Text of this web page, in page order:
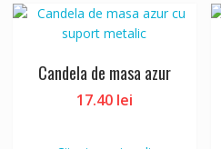
Candela de masa azur
17.40 lei